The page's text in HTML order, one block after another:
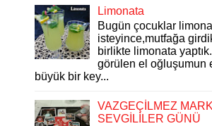
Limonata
Bugün çocuklar
isteyince,mutfağa
birlikte limonata
görülen el oğluşumun
büyük bir key...
VAZGEÇİLMEZ
SEVGİLİLER GÜNÜ